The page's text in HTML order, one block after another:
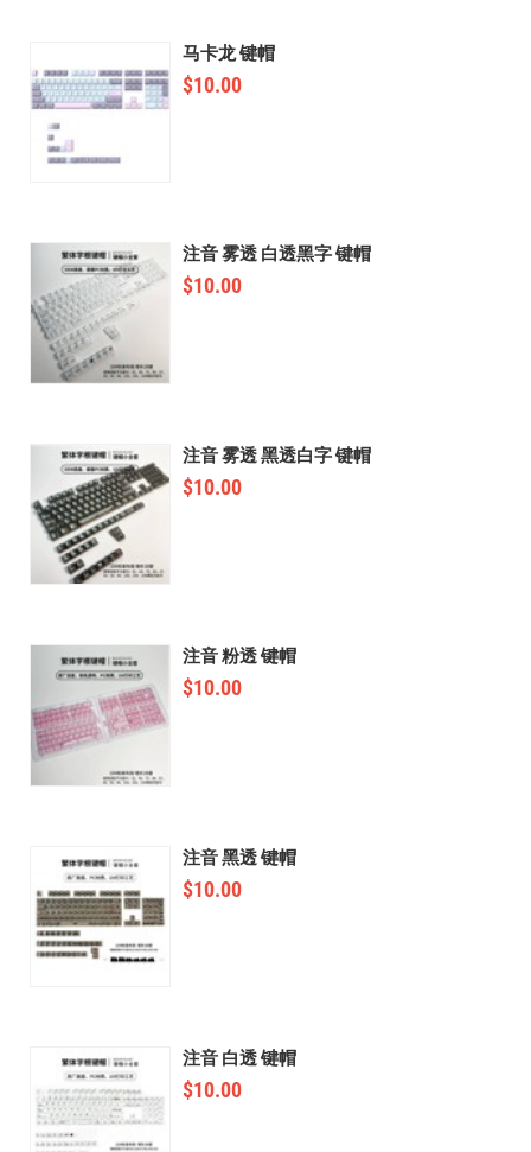
马卡龙 键帽
$10.00
注音 雾透 白透黑字 键帽
$10.00
注音 雾透 黑透白字 键帽
$10.00
注音 粉透 键帽
$10.00
注音 黑透 键帽
$10.00
注音 白透 键帽
$10.00